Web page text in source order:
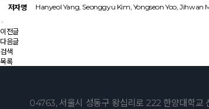
저자명
Hanyeol Yang, Seonggyu Kim, Yongseon Yoo, Jihwan
.
이전글
다음글
검색
목록
04763, 서울시 성동구 왕십리로 222 한양대학교